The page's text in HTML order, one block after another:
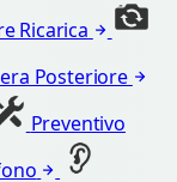
Ricarica
Posteriore
Preventivo